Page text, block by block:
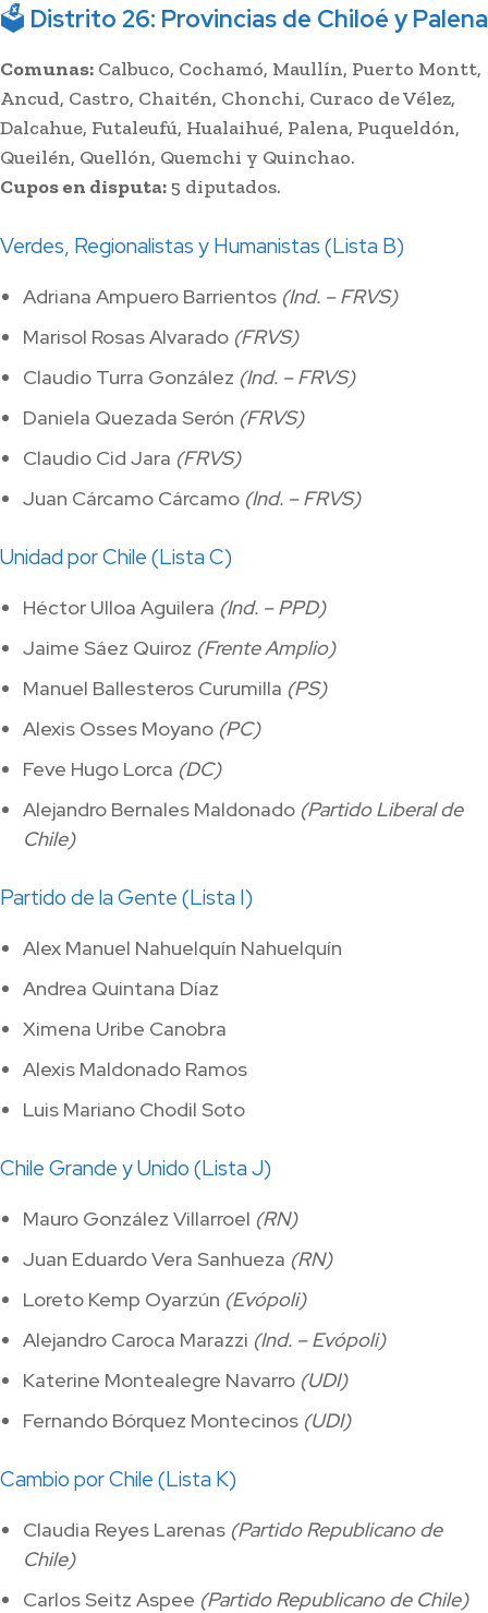
🗳 Distrito 26: Provincias de Chiloé y Palena
Comunas: Calbuco, Cochamó, Maullín, Puerto Montt,
Ancud, Castro, Chaitén, Chonchi, Curaco de Vélez,
Dalcahue, Futaleufú, Hualaihué, Palena, Puqueldón,
Queilén, Quellón, Quemchi y Quinchao.
Cupos en disputa:5 diputados.
Verdes, Regionalistas y Humanistas (Lista B)
Adriana Ampuero Barrientos (Ind. – FRVS)
Marisol Rosas Alvarado (FRVS)
Claudio Turra González (Ind. – FRVS)
Daniela Quezada Serón (FRVS)
Claudio Cid Jara (FRVS)
Juan Cárcamo Cárcamo (Ind. – FRVS)
Unidad por Chile (Lista C)
Héctor Ulloa Aguilera (Ind. – PPD)
Jaime Sáez Quiroz (Frente Amplio)
Manuel Ballesteros Curumilla (PS)
Alexis Osses Moyano (PC)
Feve Hugo Lorca (DC)
Alejandro Bernales Maldonado (Partido Liberal de
Chile)
Partido de la Gente (Lista I)
Alex Manuel Nahuelquín Nahuelquín
Andrea Quintana Díaz
Ximena Uribe Canobra
Alexis Maldonado Ramos
Luis Mariano Chodil Soto
Chile Grande y Unido (Lista J)
Mauro González Villarroel (RN)
Juan Eduardo Vera Sanhueza (RN)
Loreto Kemp Oyarzún (Evópoli)
Alejandro Caroca Marazzi (Ind. – Evópoli)
Katerine Montealegre Navarro (UDI)
Fernando Bórquez Montecinos (UDI)
Cambio por Chile (Lista K)
Claudia Reyes Larenas (Partido Republicano de
Chile)
Carlos Seitz Aspee (Partido Republicano de Chile)